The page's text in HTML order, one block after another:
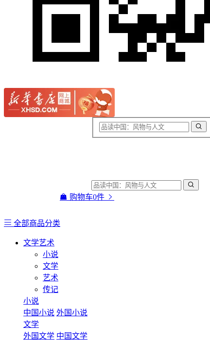
购物车0件
全部商品分类
文学艺术
小说
文学
艺术
传记
小说
中国小说 外国小说
文学
外国文学 中国文学